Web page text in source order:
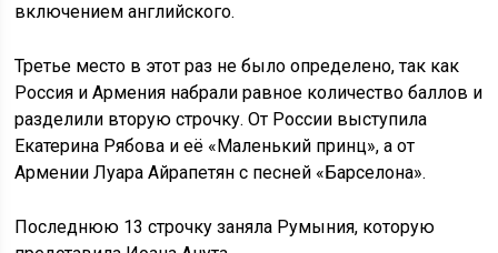
включением английского.
Третье место в этот раз не было определено, так как
Россия и Армения набрали равное количество баллов и
разделили вторую строчку. От России выступила
Екатерина Рябова и её «Маленький принц», а от
Армении Луара Айрапетян с песней «Барселона».
Последнюю 13 строчку заняла Румыния, которую